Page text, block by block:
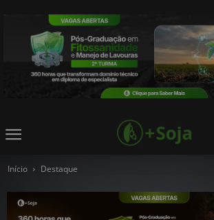
Início Destaque